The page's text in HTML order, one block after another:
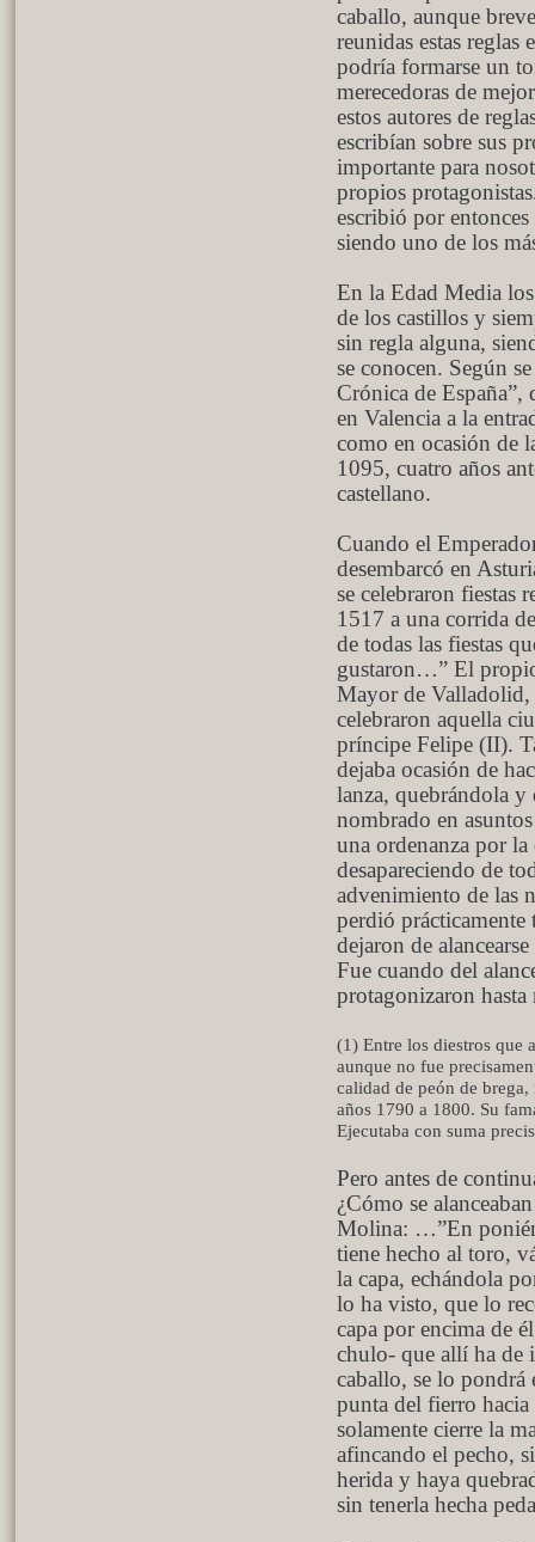
caballo, aunque
reunidas estas
podría formarse un
merecedoras de
estos autores de
escribían sobre sus
importante para
propios
escribió por
siendo uno de los
En la Edad Media
de los castillos y
sin regla alguna,
se conocen. Según
Crónica de
en Valencia a la
como en ocasión de
1095, cuatro años
castellano.
Cuando el
desembarcó en
se celebraron fiestas
1517 a una corrida
de todas las fiestas
gustaron…” El
Mayor de Valladolid,
celebraron aquella
príncipe Felipe (II).
dejaba ocasión de
lanza, quebrándola
nombrado en
una ordenanza por
desapareciendo de
advenimiento de las
perdió
dejaron de
Fue cuando del
protagonizaron hasta
(1) Entre los diestros que
aunque no fue
calidad de peón de
años 1790 a 1800. Su
Ejecutaba con suma
Pero antes de
¿Cómo se
Molina: …”En
tiene hecho al toro,
la capa, echándola
lo ha visto, que lo
capa por encima de
chulo- que allí ha de
caballo, se lo pondrá
punta del fierro
solamente cierre la
afincando el pecho,
herida y haya
sin tenerla hecha